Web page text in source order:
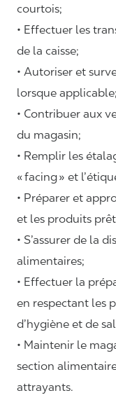
courtois;
• Effectuer les
de la caisse;
• Autoriser et
lorsque applicable;
• Contribuer aux
du magasin;
• Remplir les
«facing» et
• Préparer et
et les produits
• S’assurer de la
alimentaires;
• Effectuer la
en respectant les
d’hygiène et de
• Maintenir le
section
attrayants.